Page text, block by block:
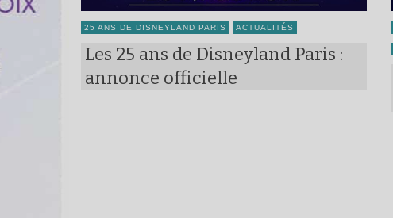
25 ANS DE DISNEYLAND PARIS ACTUALITÉS
Les 25 ans de Disneyland Paris :
annonce officielle